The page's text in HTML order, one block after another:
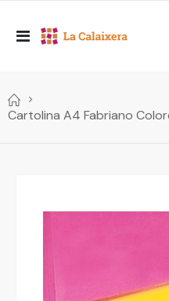
Toggle
Cartolina A4 Fabriano